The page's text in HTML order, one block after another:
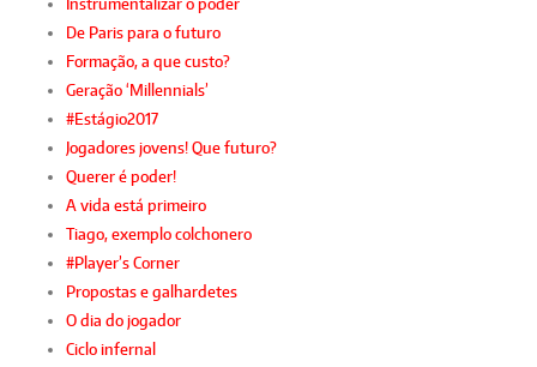
De Paris para o futuro
Formação, a que custo?
Geração ‘Millennials’
#Estágio2017
Jogadores jovens! Que futuro?
Querer é poder!
A vida está primeiro
Tiago, exemplo colchonero
#Player’s Corner
Propostas e galhardetes
O dia do jogador
Ciclo infernal